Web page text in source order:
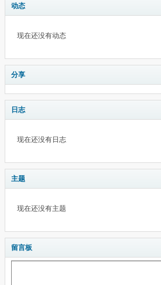
动态
现在还没有动态
分享
日志
现在还没有日志
主题
现在还没有主题
留言板